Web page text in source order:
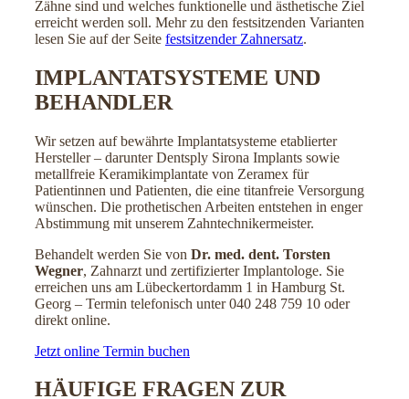
Zähne sind und welches funktionelle und ästhetische Ziel
erreicht werden soll. Mehr zu den festsitzenden Varianten
lesen Sie auf der Seite festsitzender Zahnersatz.
IMPLANTATSYSTEME UND
BEHANDLER
Wir setzen auf bewährte Implantatsysteme etablierter
Hersteller – darunter Dentsply Sirona Implants sowie
metallfreie Keramikimplantate von Zeramex für
Patientinnen und Patienten, die eine titanfreie Versorgung
wünschen. Die prothetischen Arbeiten entstehen in enger
Abstimmung mit unserem Zahntechnikermeister.
Behandelt werden Sie von Dr. med. dent. Torsten
Wegner, Zahnarzt und zertifizierter Implantologe. Sie
erreichen uns am Lübeckertordamm 1 in Hamburg St.
Georg – Termin telefonisch unter 040 248 759 10 oder
direkt online.
Jetzt online Termin buchen
HÄUFIGE FRAGEN ZUR